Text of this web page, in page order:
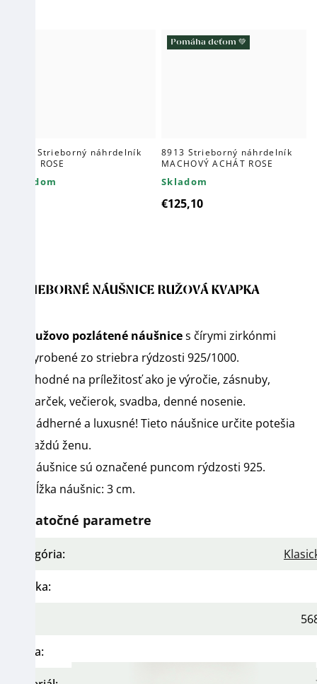
8062 Strieborný náhrdelník
KRUH ROSE
Skladom
Pomáha deťom 💚
8913 Strieborný náhrdelník
MACHOVÝ ACHÁT ROSE
Skladom
€125,10
STRIEBORNÉ NÁUŠNICE RUŽOVÁ KVAPKA
Ružovo pozlátené náušnices čírymi zirkónmi
vyrobené zo striebra rýdzosti 925/1000.
Vhodné na príležitosť ako je výročie, zásnuby,
darček, večierok, svadba, denné nosenie.
Nádherné a luxusné! Tieto náušnice určite potešia
každú ženu.
Náušnice sú označené puncom rýdzosti 925.
Dĺžka náušnic: 3 cm.
Dodatočné parametre
Kategória:
Záruka:
Farba: